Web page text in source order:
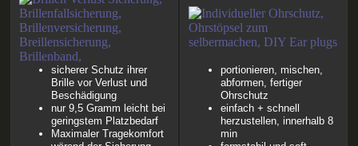
sicherer Schutz ihrer
Brille vor Verlust und
Beschädigung
nur 9,5 Gramm leicht bei
geringstem Platzbedarf
Maximaler Tragekomfort
portionieren, mischen,
abformen, fertiger
Ohrschutz
einfach + schnell
herzustellen, innerhalb 8
min